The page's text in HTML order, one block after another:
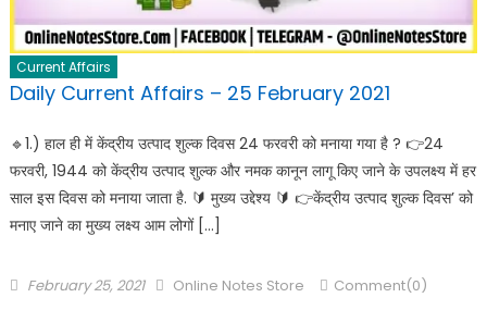
Current Affairs
Daily Current Affairs – 25 February 2021
🔹️1.) हाल ही में केंद्रीय उत्पाद शुल्क दिवस 24 फरवरी को मनाया गया है ? 👉24
फरवरी, 1944 को केंद्रीय उत्पाद शुल्क और नमक कानून लागू किए जाने के उपलक्ष्य में हर
साल इस दिवस को मनाया जाता है. 🔰 मुख्य उद्देश्य 🔰 👉केंद्रीय उत्पाद शुल्क दिवस’ को
मनाए जाने का मुख्य लक्ष्य आम लोगों […]
February 25, 2021 Online Notes Store Comment(0)